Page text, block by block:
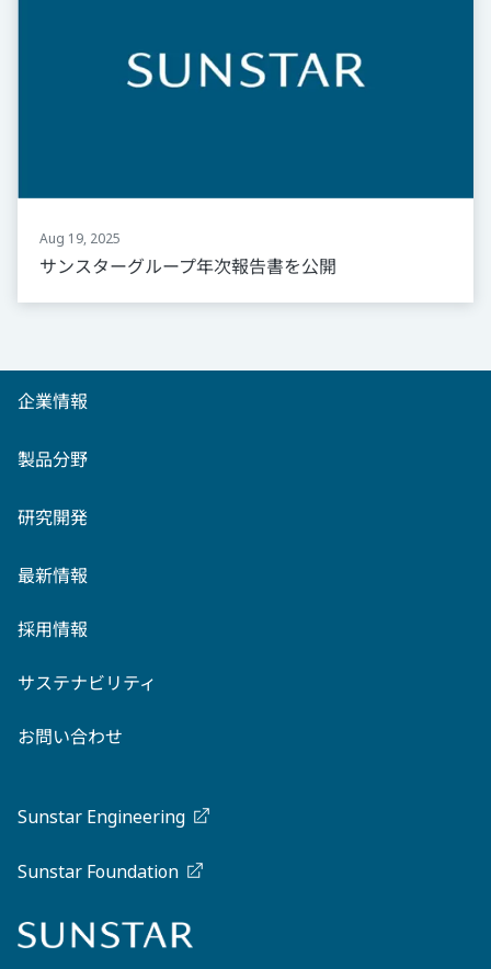
Aug 19, 2025
サンスターグループ年次報告書を公開
企業情報
製品分野
研究開発
最新情報
採用情報
サステナビリティ
お問い合わせ
Sunstar Engineering
Sunstar Foundation